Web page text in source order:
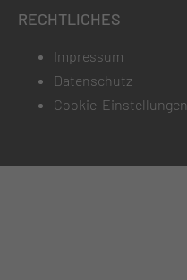
RECHTLICHES
Impressum
Datenschutz
Cookie-Einstellungen